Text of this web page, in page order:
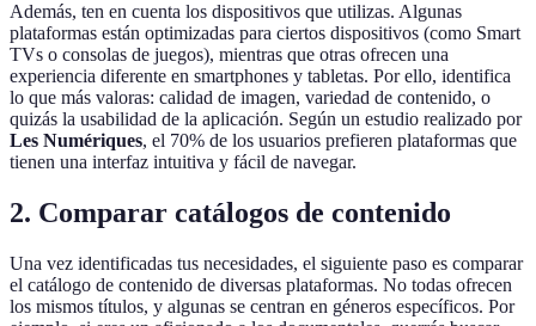
Además, ten en cuenta los dispositivos que utilizas. Algunas
plataformas están optimizadas para ciertos dispositivos (como Smart
TVs o consolas de juegos), mientras que otras ofrecen una
experiencia diferente en smartphones y tabletas. Por ello, identifica
lo que más valoras: calidad de imagen, variedad de contenido, o
quizás la usabilidad de la aplicación. Según un estudio realizado por
Les Numériques, el 70% de los usuarios prefieren plataformas que
tienen una interfaz intuitiva y fácil de navegar.
2. Comparar catálogos de contenido
Una vez identificadas tus necesidades, el siguiente paso es comparar
el catálogo de contenido de diversas plataformas. No todas ofrecen
los mismos títulos, y algunas se centran en géneros específicos. Por